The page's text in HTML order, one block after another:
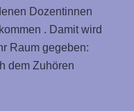
Dozentinnen
. Damit wird
Raum gegeben:
dem Zuhören